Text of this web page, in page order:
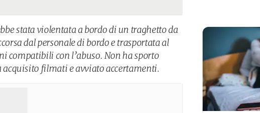
stata violentata a bordo di un traghetto da
dal personale di bordo e trasportata al
compatibili con l’abuso. Non ha sporto
filmati e avviato accertamenti.